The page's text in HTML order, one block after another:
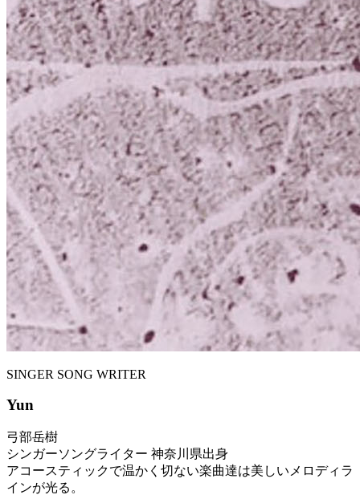
SINGER SONG WRITER
Yun
弓部岳樹
シンガーソングライター 神奈川県出身
アコースティックで温かく切ない楽曲達は美しいメロディラ
インが光る。